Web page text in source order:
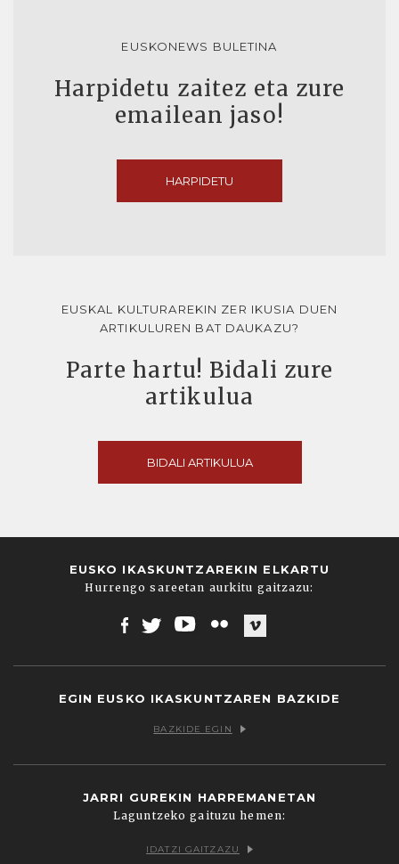
EUSKONEWS BULETINA
Harpidetu zaitez eta zure
emailean jaso!
HARPIDETU
EUSKAL KULTURAREKIN ZER IKUSIA DUEN
ARTIKULUREN BAT DAUKAZU?
Parte hartu! Bidali zure
artikulua
BIDALI ARTIKULUA
EUSKO IKASKUNTZAREKIN ELKARTU
Hurrengo sareetan aurkitu gaitzazu:
EGIN EUSKO IKASKUNTZAREN BAZKIDE
BAZKIDE EGIN
JARRI GUREKIN HARREMANETAN
Laguntzeko gaituzu hemen:
IDATZI GAITZAZU